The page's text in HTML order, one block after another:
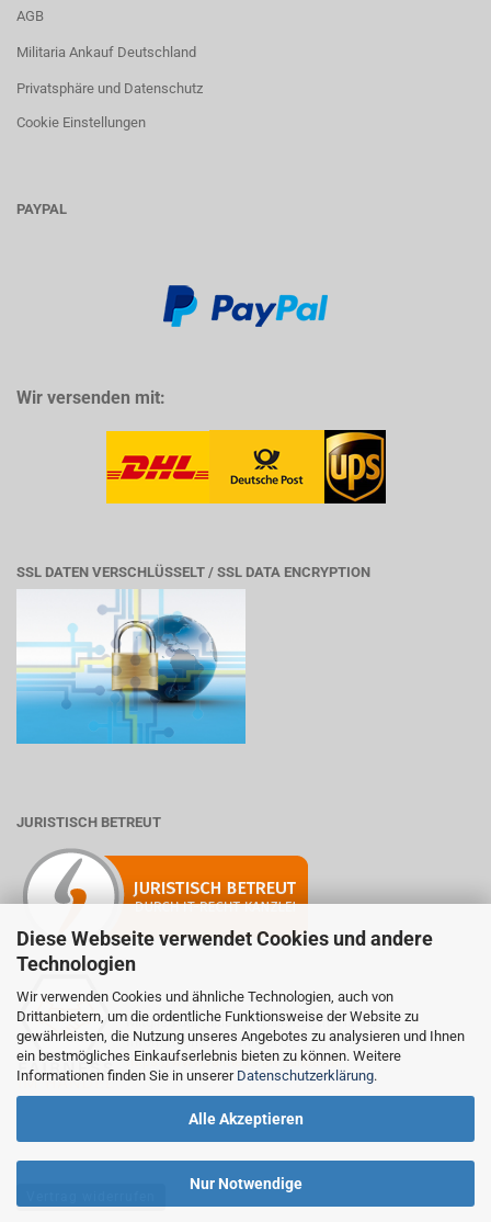
Diese Webseite verwendet Cookies und andere
Technologien
Wir verwenden Cookies und ähnliche Technologien, auch von
Drittanbietern, um die ordentliche Funktionsweise der Website zu
gewährleisten, die Nutzung unseres Angebotes zu analysieren und Ihnen
ein bestmögliches Einkaufserlebnis bieten zu können. Weitere
Informationen finden Sie in unserer Datenschutzerklärung.
Alle Akzeptieren
Nur Notwendige
AGB
Militaria Ankauf Deutschland
Privatsphäre und Datenschutz
Cookie Einstellungen
PAYPAL
Wir versenden mit:
SSL DATEN VERSCHLÜSSELT / SSL DATA ENCRYPTION
JURISTISCH BETREUT
Mitglied der Initiative "Fairness im Handel".
Informationen zur Initiative:
https://www.fairness-im-handel.de